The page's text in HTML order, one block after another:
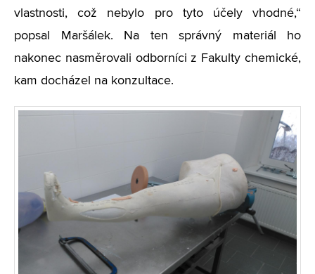
vlastnosti, což nebylo pro tyto účely vhodné,“
popsal Maršálek. Na ten správný materiál ho
nakonec nasměrovali odborníci z Fakulty chemické,
kam docházel na konzultace.